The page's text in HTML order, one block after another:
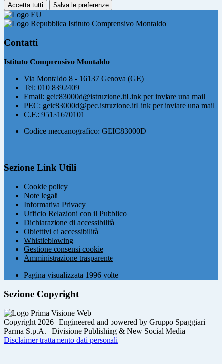
Accetta tutti Salva le preferenze
Istituto Comprensivo Montaldo
Contatti
Istituto Comprensivo Montaldo
Via Montaldo 8 - 16137 Genova (GE)
Tel: 010 8392409
Email: geic83000d@istruzione.itLink per inviare una mail
PEC: geic83000d@pec.istruzione.itLink per inviare una mail
C.F.: 95131670101
Codice meccanografico: GEIC83000D
Sezione Link Utili
Cookie policy
Note legali
Informativa Privacy
Ufficio Relazioni con il Pubblico
Dichiarazione di accessibilità
Obiettivi di accessibilità
Whistleblowing
Gestione consensi cookie
Amministrazione trasparente
Pagina visualizzata 1996 volte
Sezione Copyright
Copyright 2026 | Engineered and powered by Gruppo Spaggiari
Parma S.p.A. | Divisione Publishing & New Social Media
Disclaimer trattamento dati personali